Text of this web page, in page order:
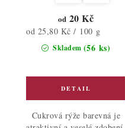
Skladem (56 ks)
od 20 Kč
Měrná
cena:
od 25,80 Kč / 100 g
Cukrová rýže barevná je